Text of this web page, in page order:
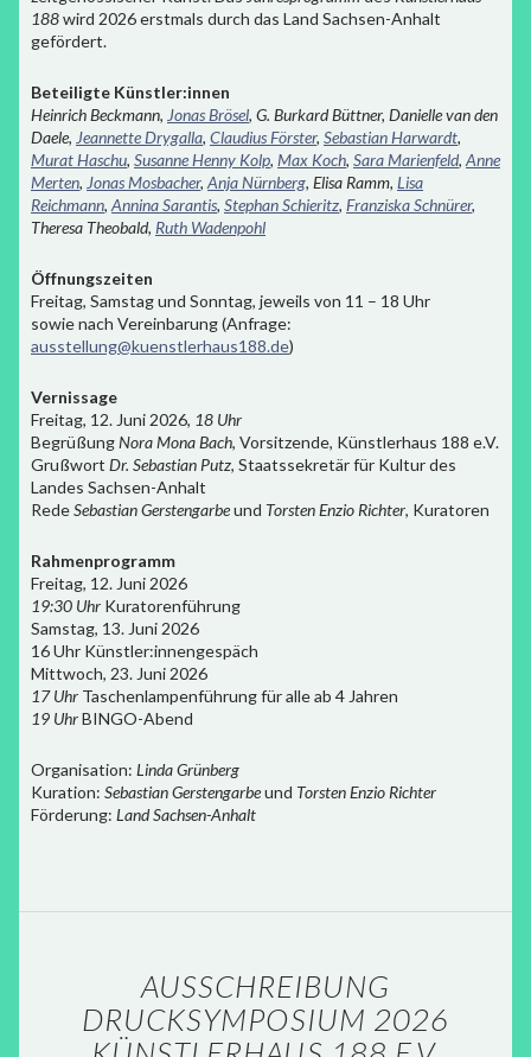
188wird 2026 erstmals durch das Land Sachsen-Anhalt
gefördert.
Beteiligte Künstler:innen
Heinrich Beckmann, Jonas Brösel, G. Burkard Büttner, Danielle van den
Daele, Jeannette Drygalla, Claudius Förster, Sebastian Harwardt,
Murat Haschu, Susanne Henny Kolp, Max Koch, Sara Marienfeld, Anne
Merten, Jonas Mosbacher, Anja Nürnberg, Elisa Ramm, Lisa
Reichmann, Annina Sarantis, Stephan Schieritz, Franziska Schnürer,
Theresa Theobald, Ruth Wadenpohl
Öffnungszeiten
Freitag, Samstag und Sonntag, jeweils von 11 – 18 Uhr
sowie nach Vereinbarung (Anfrage:
ausstellung@kuenstlerhaus188.de)
Vernissage
Freitag, 12. Juni 2026, 18 Uhr
BegrüßungNora Mona Bach, Vorsitzende, Künstlerhaus 188 e.V.
Grußwort Dr. Sebastian Putz, Staatssekretär für Kultur des
Landes Sachsen-Anhalt
RedeSebastian Gerstengarbeund Torsten Enzio Richter, Kuratoren
Rahmenprogramm
Freitag, 12. Juni 2026
19:30 Uhr Kuratorenführung
Samstag, 13. Juni 2026
16 Uhr Künstler:innengespäch
Mittwoch, 23. Juni 2026
17 Uhr Taschenlampenführung für alle ab 4 Jahren
19 UhrBINGO-Abend
Organisation: Linda Grünberg
Kuration: Sebastian Gerstengarbeund Torsten Enzio Richter
Förderung: Land Sachsen-Anhalt
AUSSCHREIBUNG
DRUCKSYMPOSIUM 2026